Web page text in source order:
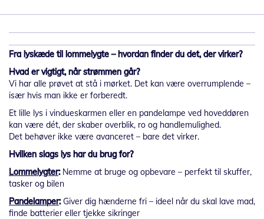
Fra lyskæde til lommelygte – hvordan finder du det, der virker?
Hvad er vigtigt, når strømmen går?
Vi har alle prøvet at stå i mørket. Det kan være overrumplende –
især hvis man ikke er forberedt.
Et lille lys i vindueskarmen eller en pandelampe ved hoveddøren
kan være dét, der skaber overblik, ro og handlemulighed.
Det behøver ikke være avanceret – bare det virker.
Hvilken slags lys har du brug for?
Lommelygter:Nemme at bruge og opbevare – perfekt til skuffer,
tasker og bilen
Pandelamper:Giver dig hænderne fri – ideel når du skal lave mad,
finde batterier eller tjekke sikringer